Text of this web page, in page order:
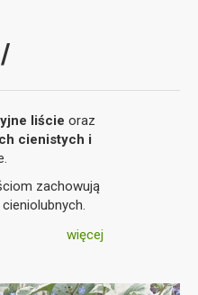
liście oraz
cienistych i
zachowują
więcej